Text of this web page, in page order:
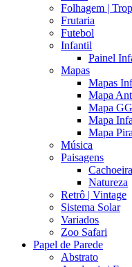
Folhagem |
Frutaria
Futebol
Infantil
Painel
Mapas
Mapas
Mapa
Mapa GG
Mapa
Mapa
Música
Paisagens
Cachoeira
Natureza
Retrô | Vintage
Sistema Solar
Variados
Zoo Safari
Papel de Parede
Abstrato